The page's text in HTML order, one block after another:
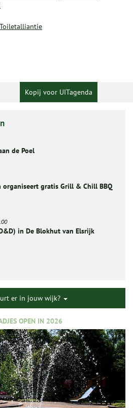
Kopij voor UITagenda
de Poel
organiseert gratis Grill & Chill BBQ
in De Blokhut van Elsrijk
er in jouw wijk?
OPEN IN 2026